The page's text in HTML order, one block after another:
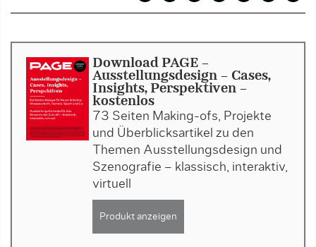
Download PAGE -
Ausstellungsdesign - Cases,
Insights, Perspektiven -
kostenlos
73 Seiten Making-ofs, Projekte
und Überblicksartikel zu den
Themen Ausstellungsdesign und
Szenografie – klassisch, interaktiv,
virtuell
Produkt anzeigen